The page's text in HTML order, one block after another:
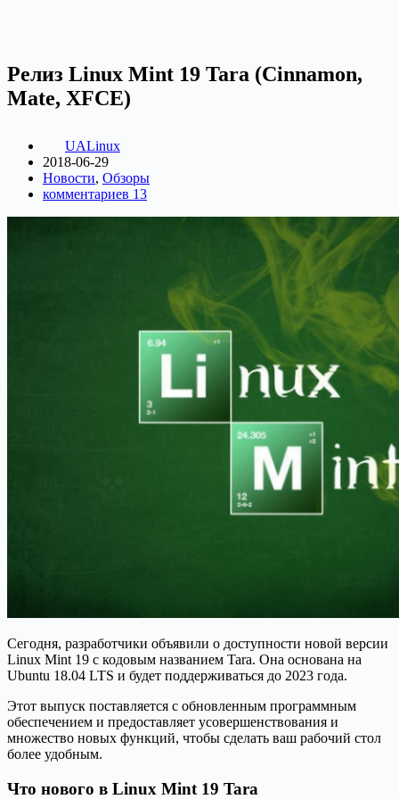
Релиз Linux Mint 19 Tara (Cinnamon,
Mate, XFCE)
UALinux
2018-06-29
Новости, Обзоры
комментариев 13
Сегодня, разработчики объявили о доступности новой версии
Linux Mint 19 с кодовым названием Tara. Она основана на
Ubuntu 18.04 LTS и будет поддерживаться до 2023 года.
Этот выпуск поставляется с обновленным программным
обеспечением и предоставляет усовершенствования и
множество новых функций, чтобы сделать ваш рабочий стол
более удобным.
Что нового в Linux Mint 19 Tara